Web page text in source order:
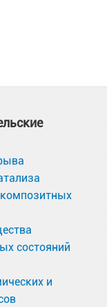
состояний
и